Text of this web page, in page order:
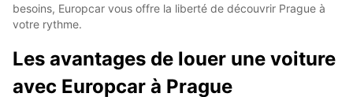
besoins, Europcar vous offre la liberté de découvrir Prague à
votre rythme.
Les avantages de louer une voiture
avec Europcar à Prague